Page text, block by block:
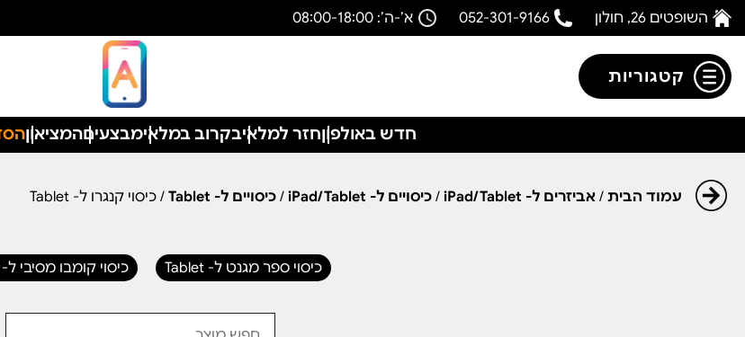
השופטים 26, חולון 052-301-9166 א’-ה’: 08:00-18:00
קטגוריות
חדש באולפוןחזר למלאיבקרוב במלאימבצעיםהמציאון
עמוד הבית /אביזרים ל- iPad/Tablet /כיסויים ל- iPad/Tablet /כיסויים ל- Tablet / כיסוי קנגרו ל- Tablet
כיסוי ספר מגנט ל- Tablet כיסוי קומבו מסיבי ל- Tablet